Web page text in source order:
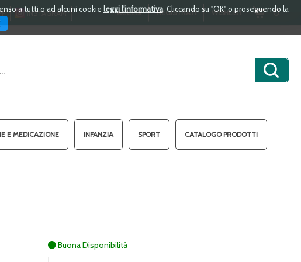
a tutti o ad alcuni cookie leggi l'informativa. Cliccando su "OK" o proseguendo la
INSTAGRAM ACCEDI REGISTRATI WISHLIST 0
ARTICOLI
INSERITI
Cerca
E MEDICAZIONE INFANZIA SPORT CATALOGO PRODOTTI
Buona Disponibilità